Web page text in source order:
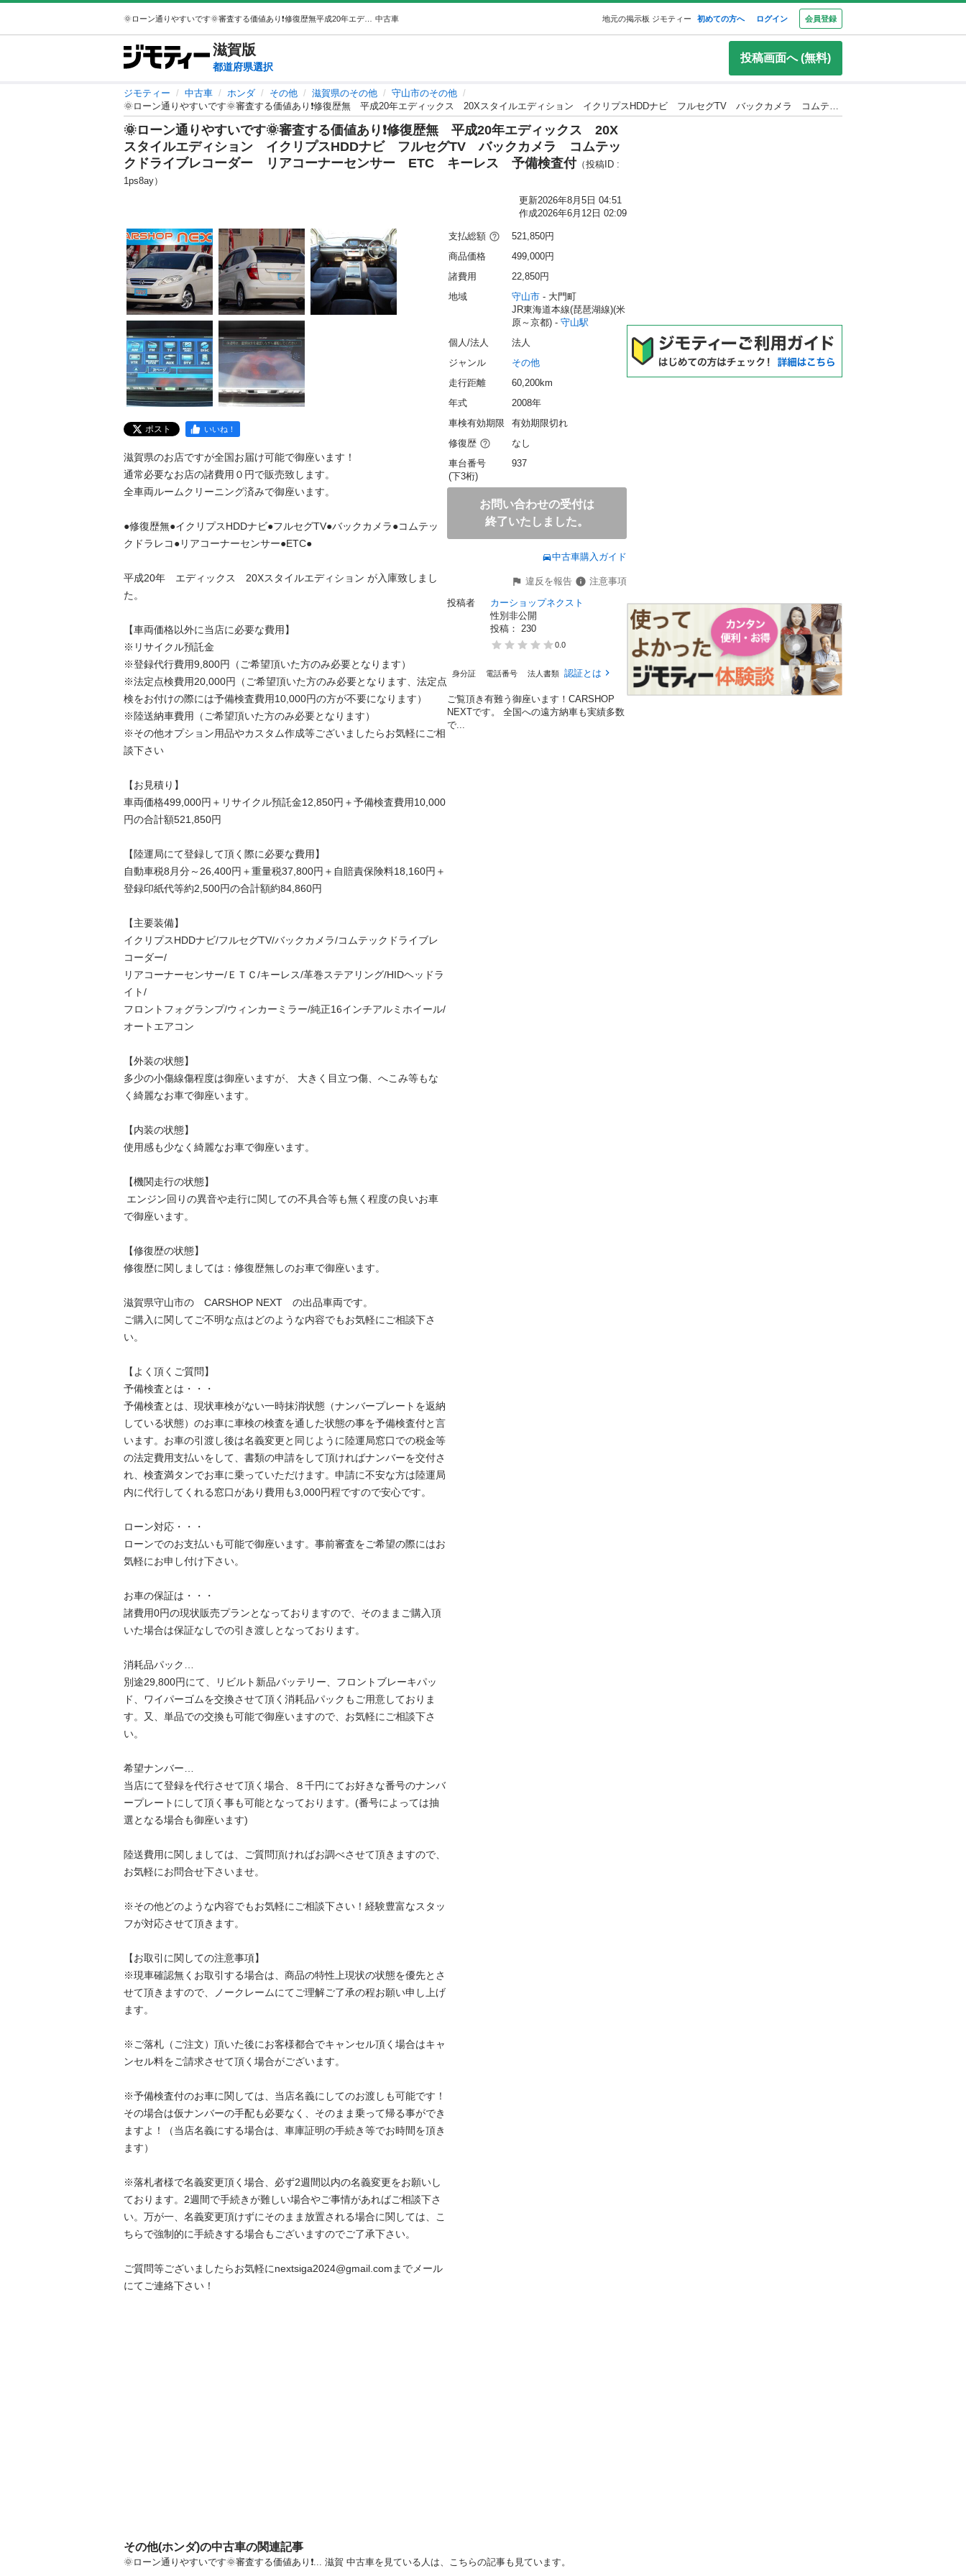
中古車 地元の掲示板 ジモティー 初めての方へ ログイン 会員登録
滋賀版
都道府県選択
投稿画面へ (無料)
ジモティー 中古車 ホンダ その他 滋賀県のその他
守山市のその他
🌞ローン通りやすいです🌞審査する価値あり❗️修復歴無 平成20年エディックス 20Xスタイルエディション イクリプスHDDナビ フルセグTV バックカメラ コムテックドライブレコーダー リアコーナーセンサー ETC キーレス 予備検査付
🌞ローン通りやすいです🌞審査する価値あり❗️修復歴無 平成20年エディックス 20X
スタイルエディション イクリプスHDDナビ フルセグTV バックカメラ コムテッ
クドライブレコーダー リアコーナーセンサー ETC キーレス 予備検査付（投稿ID :
1ps8ay）
更新2026年8月5日 04:51
作成2026年6月12日 02:09
ポスト いいね！
滋賀県のお店ですが全国お届け可能で御座います！
通常必要なお店の諸費用０円で販売致します。
全車両ルームクリーニング済みで御座います。
●修復歴無●イクリプスHDDナビ●フルセグTV●バックカメラ●コムテッ
クドラレコ●リアコーナーセンサー●ETC●
平成20年　エディックス　20Xスタイルエディション が入庫致しまし
た。
【車両価格以外に当店に必要な費用】
※リサイクル預託金
※登録代行費用9,800円（ご希望頂いた方のみ必要となります）
※法定点検費用20,000円（ご希望頂いた方のみ必要となります、法定点
検をお付けの際には予備検査費用10,000円の方が不要になります）
※陸送納車費用（ご希望頂いた方のみ必要となります）
※その他オプション用品やカスタム作成等ございましたらお気軽にご相
談下さい
【お見積り】
車両価格499,000円＋リサイクル預託金12,850円＋予備検査費用10,000
円の合計額521,850円
【陸運局にて登録して頂く際に必要な費用】
自動車税8月分～26,400円＋重量税37,800円＋自賠責保険料18,160円＋
登録印紙代等約2,500円の合計額約84,860円
【主要装備】
イクリプスHDDナビ/フルセグTV/バックカメラ/コムテックドライブレ
コーダー/
リアコーナーセンサー/ＥＴＣ/キーレス/革巻ステアリング/HIDヘッドラ
イト/
フロントフォグランプ/ウィンカーミラー/純正16インチアルミホイール/
オートエアコン
【外装の状態】
多少の小傷線傷程度は御座いますが、 大きく目立つ傷、へこみ等もな
く綺麗なお車で御座います。
【内装の状態】
使用感も少なく綺麗なお車で御座います。
【機関走行の状態】
で御座います。
【修復歴の状態】
修復歴に関しましては：修復歴無しのお車で御座います。
滋賀県守山市の　CARSHOP NEXT　の出品車両です。
ご購入に関してご不明な点はどのような内容でもお気軽にご相談下さ
い。
【よく頂くご質問】
予備検査とは・・・
予備検査とは、現状車検がない一時抹消状態（ナンバープレートを返納
している状態）のお車に車検の検査を通した状態の事を予備検査付と言
います。お車の引渡し後は名義変更と同じように陸運局窓口での税金等
の法定費用支払いをして、書類の申請をして頂ければナンバーを交付さ
れ、検査満タンでお車に乗っていただけます。申請に不安な方は陸運局
内に代行してくれる窓口があり費用も3,000円程ですので安心です。
ローン対応・・・
ローンでのお支払いも可能で御座います。事前審査をご希望の際にはお
気軽にお申し付け下さい。
お車の保証は・・・
諸費用0円の現状販売プランとなっておりますので、そのままご購入頂
いた場合は保証なしでの引き渡しとなっております。
消耗品パック…
別途29,800円にて、リビルト新品バッテリー、フロントブレーキパッ
ド、ワイパーゴムを交換させて頂く消耗品パックもご用意しておりま
す。又、単品での交換も可能で御座いますので、お気軽にご相談下さ
い。
希望ナンバー…
当店にて登録を代行させて頂く場合、８千円にてお好きな番号のナンバ
ープレートにして頂く事も可能となっております。(番号によっては抽
選となる場合も御座います)
陸送費用に関しましては、ご質問頂ければお調べさせて頂きますので、
お気軽にお問合せ下さいませ。
※その他どのような内容でもお気軽にご相談下さい！経験豊富なスタッ
フが対応させて頂きます。
【お取引に関しての注意事項】
※現車確認無くお取引する場合は、商品の特性上現状の状態を優先とさ
せて頂きますので、ノークレームにてご理解ご了承の程お願い申し上げ
ます。
※ご落札（ご注文）頂いた後にお客様都合でキャンセル頂く場合はキャ
ンセル料をご請求させて頂く場合がございます。
※予備検査付のお車に関しては、当店名義にしてのお渡しも可能です！
その場合は仮ナンバーの手配も必要なく、そのまま乗って帰る事ができ
ますよ！（当店名義にする場合は、車庫証明の手続き等でお時間を頂き
ます）
※落札者様で名義変更頂く場合、必ず2週間以内の名義変更をお願いし
ております。2週間で手続きが難しい場合やご事情があればご相談下さ
い。万が一、名義変更頂けずにそのまま放置される場合に関しては、こ
ちらで強制的に手続きする場合もございますのでご了承下さい。
ご質問等ございましたらお気軽にnextsiga2024@gmail.comまでメール
にてご連絡下さい！
支払総額
521,850円
商品価格
499,000円
諸費用
22,850円
地域
守山市 - 大門町
JR東海道本線(琵琶湖線)(米
原～京都) - 守山駅
個人/法人
法人
ジャンル
その他
走行距離
60,200km
年式
2008年
車検有効期限
有効期限切れ
修復歴
なし
車台番号
(下3桁)
937
お問い合わせの受付は
終了いたしました。
中古車購入ガイド
違反を報告
注意事項
投稿者
カーショップネクスト
性別非公開
投稿： 230
0.0
身分証 電話番号 法人書類 認証とは
ご覧頂き有難う御座います！CARSHOP
NEXTです。 全国への遠方納車も実績多数
で...
その他(ホンダ)の中古車の関連記事
🌞ローン通りやすいです🌞審査する価値あり❗️... 滋賀 中古車を見ている人は、こちらの記事も見ています。